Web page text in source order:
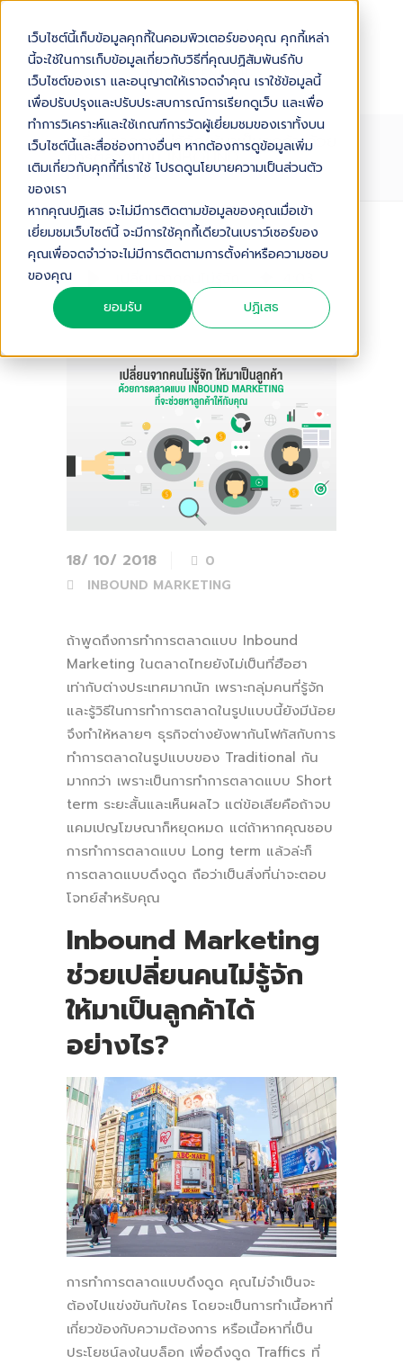
เว็บไซต์นี้เก็บข้อมูลคุกกี้ในคอมพิวเตอร์ของคุณ คุกกี้เหล่า
นี้จะใช้ในการเก็บข้อมูลเกี่ยวกับวิธีที่คุณปฏิสัมพันธ์กับ
เว็บไซต์ของเรา และอนุญาตให้เราจดจำคุณ เราใช้ข้อมูลนี้
เพื่อปรับปรุงและปรับประสบการณ์การเรียกดูเว็บ และเพื่อ
ทำการวิเคราะห์และใช้เกณฑ์การวัดผู้เยี่ยมชมของเราทั้งบน
เว็บไซต์นี้และสื่อช่องทางอื่นๆ หากต้องการดูข้อมูลเพิ่ม
เติมเกี่ยวกับคุกกี้ที่เราใช้ โปรดดูนโยบายความเป็นส่วนตัว
ของเรา
หากคุณปฏิเสธ จะไม่มีการติดตามข้อมูลของคุณเมื่อเข้า
เยี่ยมชมเว็บไซต์นี้ จะมีการใช้คุกกี้เดียวในเบราว์เซอร์ของ
คุณเพื่อจดจำว่าจะไม่มีการติดตามการตั้งค่าหรือความชอบ
ของคุณ
ยอมรับ
ปฏิเสธ
เปลี่ยนจากคนไม่รู้จักให้มาเป็นลูกค้า ด้วย
การตลาดแบบ INBOUND
MARKETING
Audio Version
18/ 10/ 2018
0
INBOUND MARKETING
ถ้าพูดถึงการทำการตลาดแบบ Inbound
Marketing ในตลาดไทยยังไม่เป็นที่ฮือฮา
เท่ากับต่างประเทศมากนัก เพราะกลุ่มคนที่รู้จัก
และรู้วิธีในการทำการตลาดในรูปแบบนี้ยังมีน้อย
จึงทำให้หลายๆ ธุรกิจต่างยังพากันโฟกัสกับการ
ทำการตลาดในรูปแบบของ Traditional กัน
มากกว่า เพราะเป็นการทำการตลาดแบบ Short
term ระยะสั้นและเห็นผลไว แต่ข้อเสียคือถ้าจบ
แคมเปญโฆษณาก็หยุดหมด แต่ถ้าหากคุณชอบ
การทำการตลาดแบบ Long term แล้วล่ะก็
การตลาดแบบดึงดูด ถือว่าเป็นสิ่งที่น่าจะตอบ
โจทย์สำหรับคุณ
Inbound Marketing
ช่วยเปลี่ยนคนไม่รู้จัก
ให้มาเป็นลูกค้าได้
อย่างไร?
การทำการตลาดแบบดึงดูด คุณไม่จำเป็นจะ
ต้องไปแข่งขันกับใคร โดยจะเป็นการทำเนื้อหาที่
เกี่ยวข้องกับความต้องการ หรือเนื้อหาที่เป็น
ประโยชน์ลงในบล็อก เพื่อดึงดูด Traffics ที่